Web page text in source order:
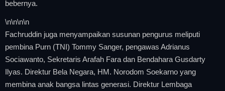
bebernya.
\n\n\n\n
Fachruddin juga menyampaikan susunan pengurus meliputi
pembina Purn (TNI) Tommy Sanger, pengawas Adrianus
Sociawanto, Sekretaris Arafah Fara dan Bendahara Gusdarty
Ilyas. Direktur Bela Negara, HM. Norodom Soekarno yang
membina anak bangsa lintas generasi. Direktur Lembaga